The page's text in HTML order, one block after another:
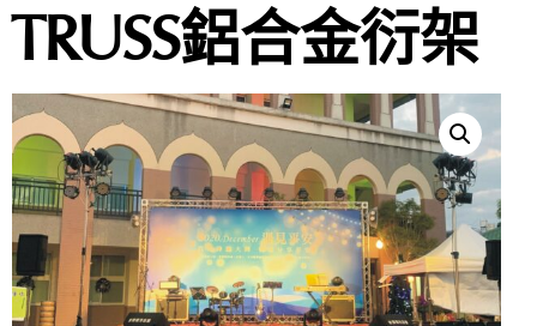
TRUSS鋁合金衍架